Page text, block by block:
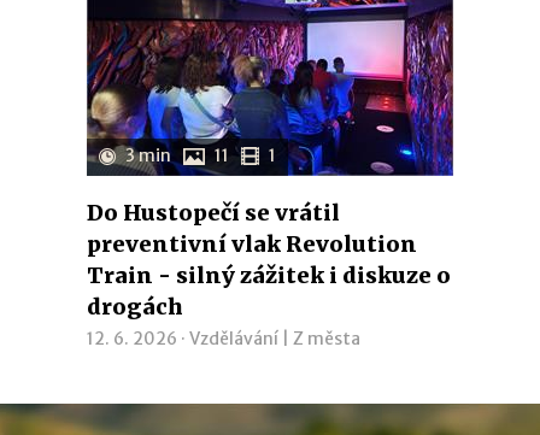
3 min 11 1
Do Hustopečí se vrátil
preventivní vlak Revolution
Train - silný zážitek i diskuze o
drogách
12. 6. 2026 · Vzdělávání| Z města